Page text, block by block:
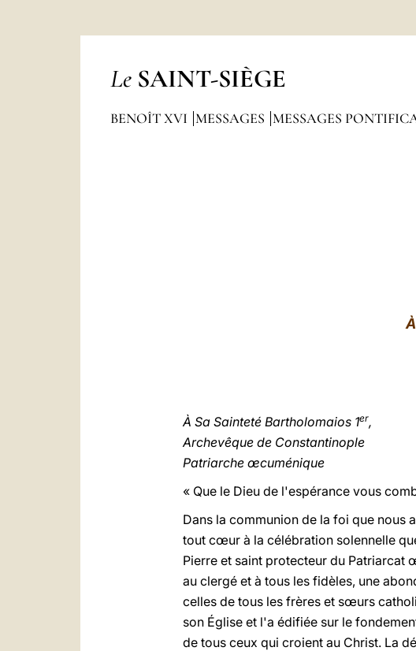
Le SAINT-SIÈGE
BENOÎT XVI MESSAGES MESSAGES
À Sa Sainteté Bartholomaios 1er,
Archevêque de Constantinople
Patriarche œcuménique
« Que le Dieu de l'espérance vous
Dans la communion de la foi que nous
tout cœur à la célébration solennelle
Pierre et saint protecteur du Patriarcat
au clergé et à tous les fidèles, une
celles de tous les frères et sœurs
son Église et l'a édifiée sur le
de tous ceux qui croient au Christ. La